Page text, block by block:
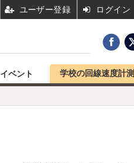
イベント 学校の回線速度計測
ユーザー登録 ログイン